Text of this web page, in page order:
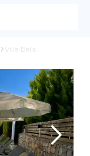
Villa Belis